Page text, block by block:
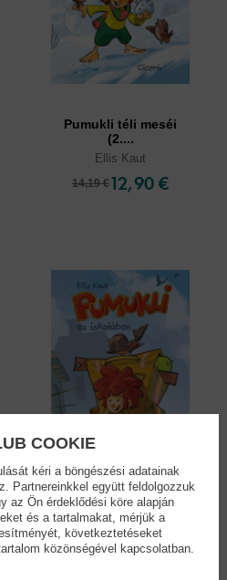
Pumukli téli meséi
(2....
Ellis Kaut
14,19 €12,90 €
Pumukli az iskolában
Ellis Kaut
COOKIE
kéri a böngészési adatainak
Partnereinkkel együtt feldolgozzuk
az Ön érdeklődési köre alapján
és a tartalmakat, mérjük a
következtetéseket
közönségével kapcsolatban.